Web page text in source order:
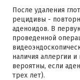
После удаления
рецидивы -
аденоидов. В
проведенной
наличия аллергии
вероятны, если
трех лет).